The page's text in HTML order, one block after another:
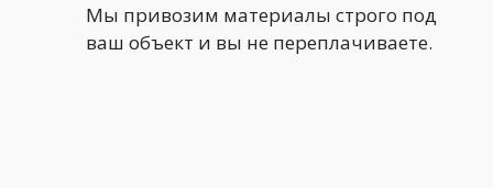
Мы привозим материалы строго под
ваш объект и вы не переплачиваете.